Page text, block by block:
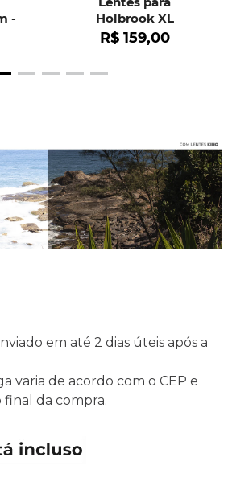
-
Holbrook XL
R$ 159,00
em até 2 dias úteis após a
varia de acordo com o CEP e
da compra.